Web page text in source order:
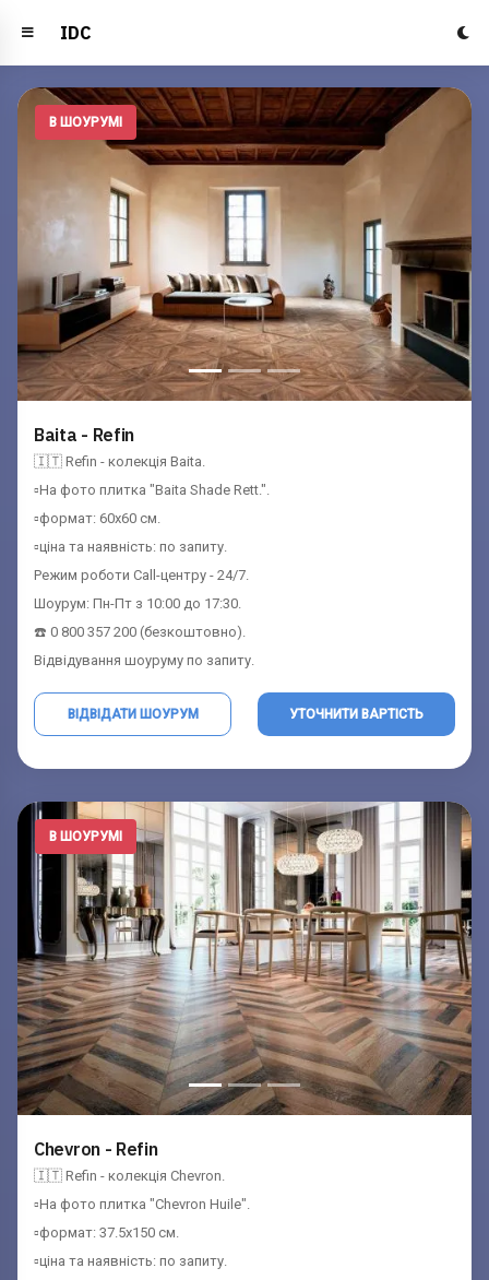
IDC
В ШОУРУМІ
Baita - Refin
🇮🇹 Refin - колекція Baita.
▫️На фото плитка "Baita Shade Rett.".
▫️формат: 60x60 см.
▫️ціна та наявність: по запиту.
Режим роботи Call-центру - 24/7.
Шоурум: Пн-Пт з 10:00 до 17:30.
☎️ 0 800 357 200 (безкоштовно).
Відвідування шоуруму по запиту.
ВІДВІДАТИ ШОУРУМ УТОЧНИТИ ВАРТІСТЬ
В ШОУРУМІ
Chevron - Refin
🇮🇹 Refin - колекція Chevron.
▫️На фото плитка "Chevron Huile".
▫️формат: 37.5x150 см.
▫️ціна та наявність: по запиту.